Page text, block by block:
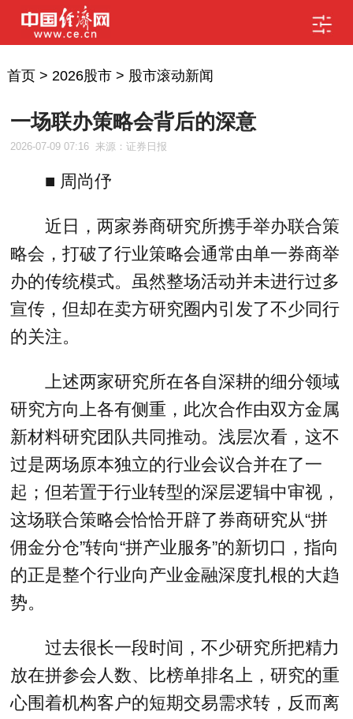
首页> 2026股市> 股市滚动新闻
一场联办策略会背后的深意
2026-07-09 07:16 来源：证券日报
■ 周尚伃
近日，两家券商研究所携手举办联合策
略会，打破了行业策略会通常由单一券商举
办的传统模式。虽然整场活动并未进行过多
宣传，但却在卖方研究圈内引发了不少同行
的关注。
上述两家研究所在各自深耕的细分领域
研究方向上各有侧重，此次合作由双方金属
新材料研究团队共同推动。浅层次看，这不
过是两场原本独立的行业会议合并在了一
起；但若置于行业转型的深层逻辑中审视，
这场联合策略会恰恰开辟了券商研究从“拼
佣金分仓”转向“拼产业服务”的新切口，指向
的正是整个行业向产业金融深度扎根的大趋
势。
过去很长一段时间，不少研究所把精力
放在拼参会人数、比榜单排名上，研究的重
心围着机构客户的短期交易需求转，反而离